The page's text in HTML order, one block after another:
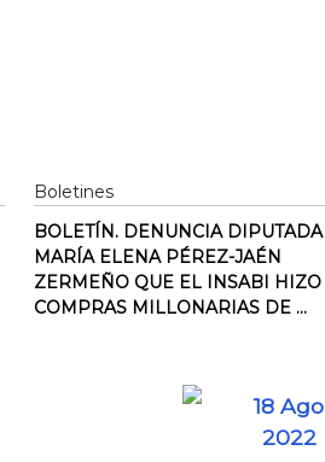
Boletines
BOLETÍN. DENUNCIA DIPUTADA
MARÍA ELENA PÉREZ-JAÉN
ZERMEÑO QUE EL INSABI HIZO
COMPRAS MILLONARIAS DE ...
18 Ago
2022